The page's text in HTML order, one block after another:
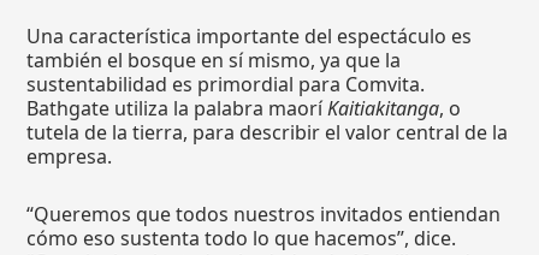
Una característica importante del espectáculo es
también el bosque en sí mismo, ya que la
sustentabilidad es primordial para Comvita.
Bathgate utiliza la palabra maoríKaitiakitanga, o
tutela de la tierra, para describir el valor central de la
empresa.
“Queremos que todos nuestros invitados entiendan
cómo eso sustenta todo lo que hacemos”, dice.